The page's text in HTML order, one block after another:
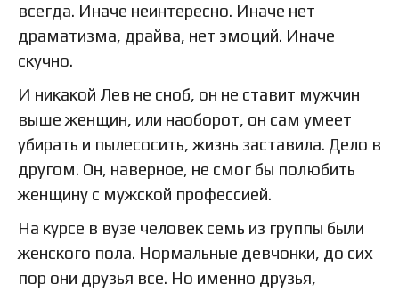
всегда. Иначе неинтересно. Иначе нет
драматизма, драйва, нет эмоций. Иначе
скучно.
И никакой Лев не сноб, он не ставит мужчин
выше женщин, или наоборот, он сам умеет
убирать и пылесосить, жизнь заставила. Дело в
другом. Он, наверное, не смог бы полюбить
женщину с мужской профессией.
На курсе в вузе человек семь из группы были
женского пола. Нормальные девчонки, до сих
пор они друзья все. Но именно друзья,